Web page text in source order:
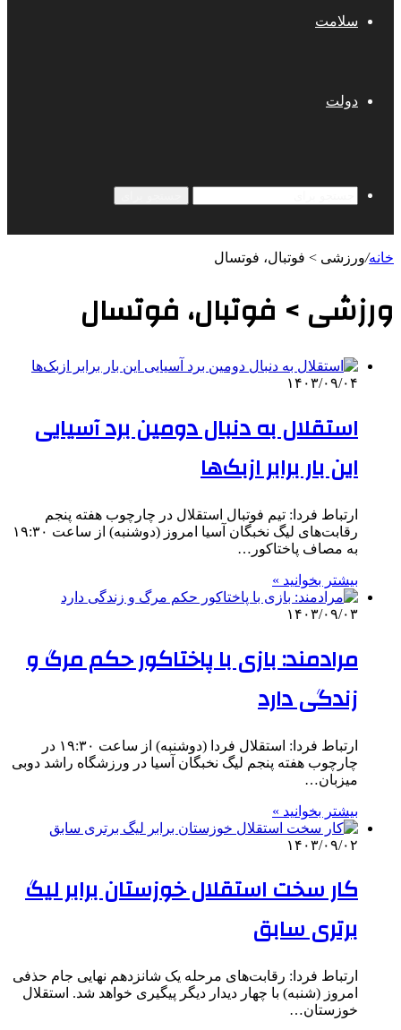
سلامت
دولت
خانه/ورزشی > فوتبال، فوتسال
ورزشی > فوتبال، فوتسال
۱۴۰۳/۰۹/۰۴
استقلال به دنبال دومین برد آسیایی
این بار برابر ازبک‌ها
ارتباط فردا: تیم فوتبال استقلال در چارچوب هفته پنجم
رقابت‌های لیگ نخبگان آسیا امروز (دوشنبه) از ساعت ۱۹:۳۰
به مصاف پاختاکور…
بیشتر بخوانید »
۱۴۰۳/۰۹/۰۳
مرادمند: بازی با پاختاکور حکم مرگ و
زندگی دارد
ارتباط فردا: استقلال فردا (دوشنبه) از ساعت ۱۹:۳۰ در
چارچوب هفته پنجم لیگ نخبگان آسیا در ورزشگاه راشد دوبی
میزبان…
بیشتر بخوانید »
۱۴۰۳/۰۹/۰۲
کار سخت استقلال خوزستان برابر لیگ
برتری سابق
ارتباط فردا: رقابت‌های مرحله یک شانزدهم نهایی جام حذفی
امروز (شنبه) با چهار دیدار دیگر پیگیری خواهد شد. استقلال
خوزستان…